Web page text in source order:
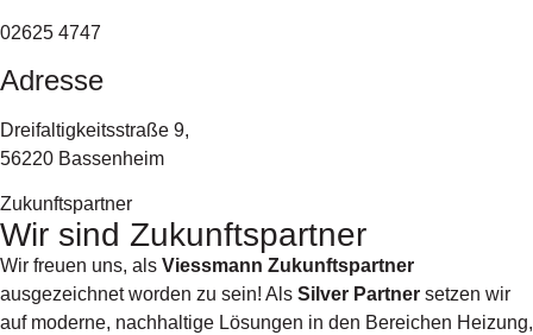
02625 4747
Adresse
Dreifaltigkeitsstraße 9,
56220 Bassenheim
Zukunftspartner
Wir sind Zukunftspartner
Wir freuen uns, als Viessmann Zukunftspartner
ausgezeichnet worden zu sein! Als Silver Partner setzen wir
auf moderne, nachhaltige Lösungen in den Bereichen Heizung,